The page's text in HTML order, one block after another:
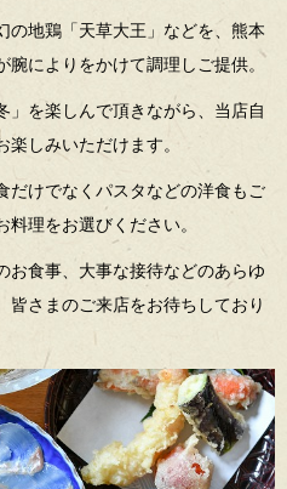
の地鶏「天草大王」などを、熊本
によりをかけて調理しご提供。
」を楽しんで頂きながら、当店自
しみいただけます。
だけでなくパスタなどの洋食もご
理をお選びください。
お食事、大事な接待などのあらゆ
皆さまのご来店をお待ちしており